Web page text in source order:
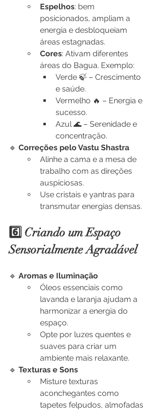
Espelhos: bem
posicionados, ampliam a
energia e desbloqueiam
áreas estagnadas.
Cores: Ativam diferentes
áreas do Bagua. Exemplo:
Verde 🍃 – Crescimento
e saúde.
Vermelho 🔥 – Energia e
sucesso.
Azul 🌊 – Serenidade e
concentração.
🔹 Correções pelo Vastu Shastra
Alinhe a cama e a mesa de
trabalho com as direções
auspiciosas.
Use cristais e yantras para
transmutar energias densas.
6️⃣ Criando um Espaço
Sensorialmente Agradável
🔹 Aromas e Iluminação
Óleos essenciais como
lavanda e laranja ajudam a
harmonizar a energia do
espaço.
Opte por luzes quentes e
suaves para criar um
ambiente mais relaxante.
🔹 Texturas e Sons
Misture texturas
aconchegantes como
tapetes felpudos, almofadas